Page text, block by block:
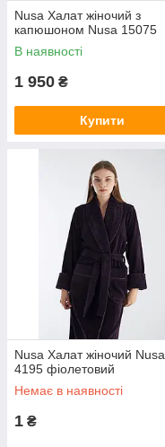
Nusa Халат жіночий з
капюшоном Nusa 15075
В наявності
1 950 ₴
Купити
Nusa Халат жіночий Nusa
4195 фіолетовий
Немає в наявності
1 ₴